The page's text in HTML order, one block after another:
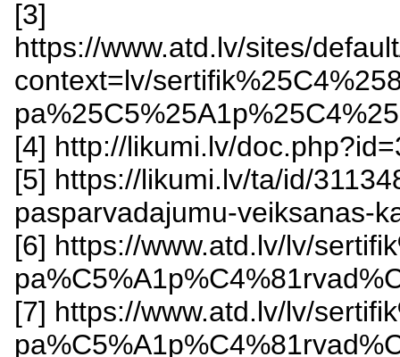
[3]
https://www.atd.lv/sites/
context=lv/
[4] http://likumi.lv/
[5] https://likumi.lv/ta/id/
pasparvadajumu-veiksanas-
[6] https://www.atd.lv/lv/
[7] https://www.atd.lv/lv/